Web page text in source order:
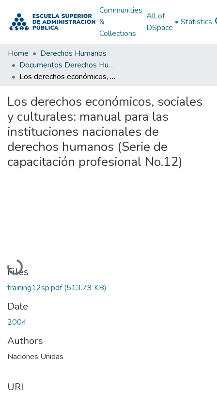
Communities
&
Collections
All of
DSpace
Statistics
Home
Derechos Humanos
Documentos Derechos Humanos
Los derechos económicos, sociales y culturales: manual para las instituciones nacionales de derechos humanos (Serie de capacitación profesional No.12)
Los derechos económicos, sociales
y culturales: manual para las
instituciones nacionales de
derechos humanos (Serie de
capacitación profesional No.12)
Loading...
Files
training12sp.pdf(513.79 KB)
Date
2004
Authors
Naciones Unidas
URI